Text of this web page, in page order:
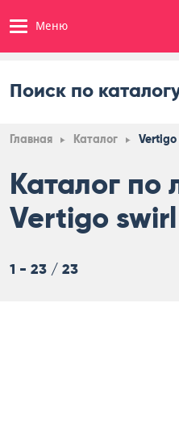
Меню
Поиск по
Главная Каталог Vertigo
Каталог по
Vertigo swirl
1 - 23 / 23